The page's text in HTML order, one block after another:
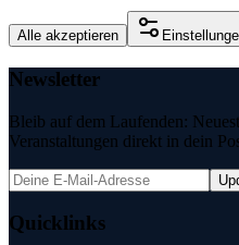
Alle akzeptieren
Newsletter
Bleib auf dem Laufenden:
Veranstaltungen direkt in dein
Quicklinks